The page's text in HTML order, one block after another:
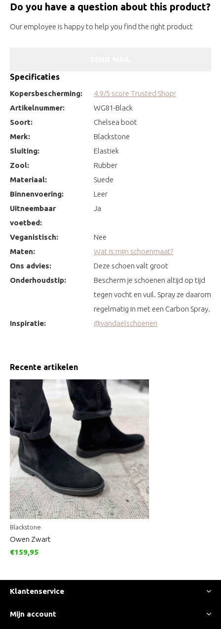
Do you have a question about this product?
Our employee is happy to help you find the right product
Specificaties
Kopersbescherming:
4.9/5 score Trusted Shop!
Artikelnummer:
WG81-Black
Soort:
Chelsea boot
Merk:
Blackstone
Sluiting:
Elastiek
Zool:
Rubber
Materiaal:
Suede
Binnenvoering:
Leer
Uitneembaar
voetbed:
Ja
Veganistisch:
Nee
Maten:
Wat is mijn schoenmaat?
Ons advies:
Deze schoen valt groot
Onderhoudstip:
Bescherm je schoenen altijd op tijd
tegen vocht en vuil. Spray ze daarom
regelmatig in met een Carbon Spray.
Inspiratie:
@vandaelschoenen
Recente artikelen
Blackstone
Owen Zwart
€159,95
Klantenservice
Mijn account